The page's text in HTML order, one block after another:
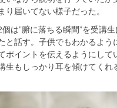
り届いてない様子だった。
は”腑に落ちる瞬間”を受講
と話す。子供でもわかるよう
ポイントを伝えるようにして
生もしっかり耳を傾けてくれ